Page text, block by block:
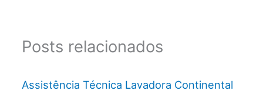
Posts relacionados
Assistência Técnica Lavadora Continental